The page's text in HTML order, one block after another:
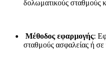
δολωματικούς σταθμούς
Μέθοδος εφαρμογής:
σταθμούς ασφαλείας ή